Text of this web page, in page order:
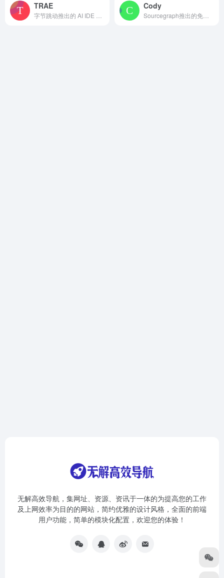
TRAE Cody
无解高效导航，集网址、资源、资讯于一体的为提高您的工作
及上网效率为目的的网站，简约优雅的设计风格，全面的前端
用户功能，简单的模块化配置，欢迎您的体验！